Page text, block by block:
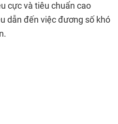
cực và tiêu chuẩn cao
dẫn đến việc đương số khó